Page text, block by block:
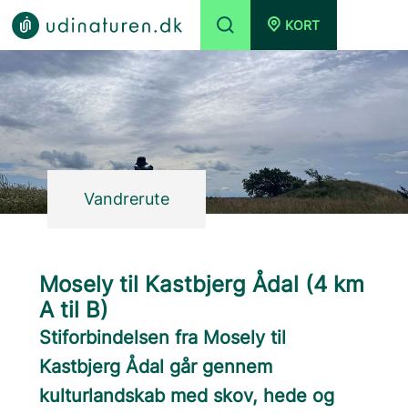
KORT
Vandrerute
Mosely til Kastbjerg Ådal (4 km
A til B)
Stiforbindelsen fra Mosely til
Kastbjerg Ådal går gennem
kulturlandskab med skov, hede og